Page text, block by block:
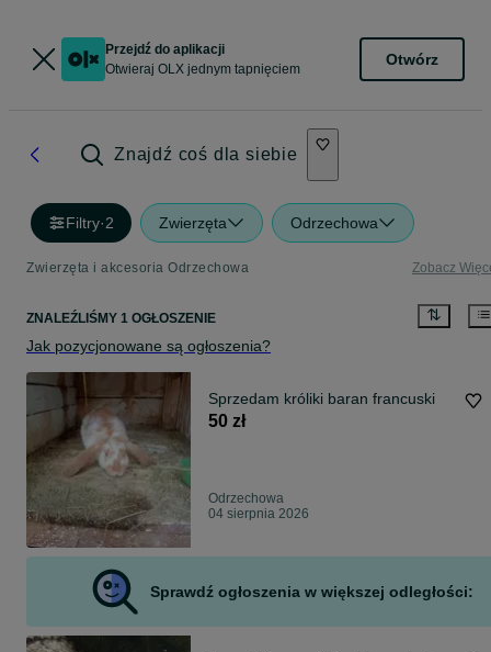
Przejdź do aplikacji
Otwieraj OLX jednym tapnięciem
Otwórz
Znajdź coś dla siebie
Filtry·2 Zwierzęta Odrzechowa
Zwierzęta i akcesoria Odrzechowa Zobacz
ZNALEŹLIŚMY 1 OGŁOSZENIE
Jak pozycjonowane są ogłoszenia?
Sprzedam króliki baran francuski
50 zł
Odrzechowa
04 sierpnia 2026
Sprawdź ogłoszenia w większej odległości: